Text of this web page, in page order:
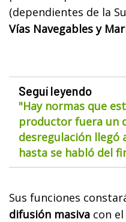
(dependientes de la
Vías Navegables y
Seguí leyendo
"Hay normas que
productor fuera un
desregulación llegó
hasta se habló del
Sus funciones
difusión masiva con